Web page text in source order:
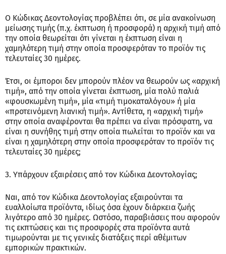
Ο Κώδικας Δεοντολογίας προβλέπει ότι, σε μία ανακοίνωση
μείωσης τιμής (π.χ. έκπτωση ή προσφορά) η αρχική τιμή από
την οποία θεωρείται ότι γίνεται η έκπτωση είναι η
χαμηλότερη τιμή στην οποία προσφερόταν το προϊόν τις
τελευταίες 30 ημέρες.
Έτσι, οι έμποροι δεν μπορούν πλέον να θεωρούν ως «αρχική
τιμή», από την οποία γίνεται έκπτωση, μία πολύ παλιά
«φουσκωμένη τιμή», μία «τιμή τιμοκαταλόγου» ή μία
«προτεινόμενη λιανική τιμή». Αντίθετα, η «αρχική τιμή»
στην οποία αναφέρονται θα πρέπει να είναι πρόσφατη, να
είναι η συνήθης τιμή στην οποία πωλείται το προϊόν και να
είναι η χαμηλότερη στην οποία προσφερόταν το προϊόν τις
τελευταίες 30 ημέρες;
3. Υπάρχουν εξαιρέσεις από τον Κώδικα Δεοντολογίας;
Ναι, από τον Κώδικα Δεοντολογίας εξαιρούνται τα
ευαλλοίωτα προϊόντα, ιδίως όσα έχουν διάρκεια ζωής
λιγότερο από 30 ημέρες. Ωστόσο, παραβιάσεις που αφορούν
τις εκπτώσεις και τις προσφορές στα προϊόντα αυτά
τιμωρούνται με τις γενικές διατάξεις περί αθέμιτων
εμπορικών πρακτικών.